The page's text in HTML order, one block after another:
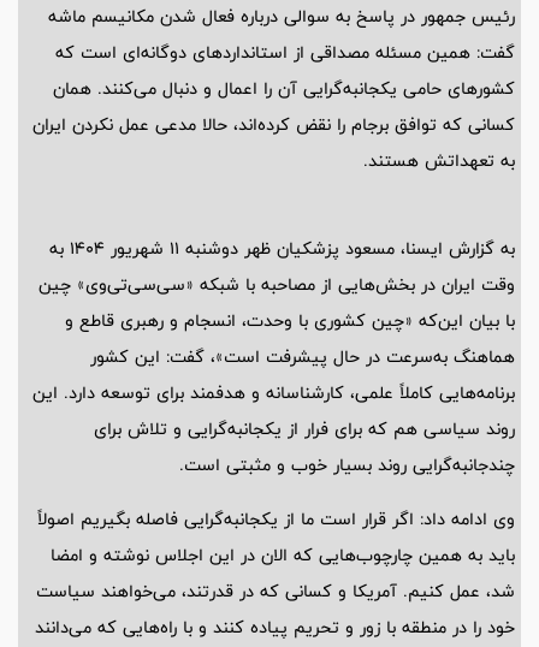
رئیس جمهور در پاسخ به سوالی درباره فعال شدن مکانیسم ماشه
گفت: همین مسئله مصداقی از استانداردهای دوگانه‌ای است که
کشورهای حامی یکجانبه‌گرایی آن را اعمال و دنبال می‌کنند. همان
کسانی که توافق برجام را نقض کرده‌اند، حالا مدعی عمل نکردن ایران
به تعهداتش هستند.
به گزارش ایسنا، مسعود پزشکیان ظهر دوشنبه 11 شهریور 1404 به
وقت ایران در بخش‌هایی از مصاحبه با شبکه «سی‌سی‌تی‌وی» چین
با بیان این‌که «چین کشوری با وحدت، انسجام و رهبری قاطع و
هماهنگ به‌سرعت در حال پیشرفت است»، گفت: این کشور
برنامه‌هایی کاملاً علمی، کارشناسانه و هدفمند برای توسعه دارد. این
روند سیاسی هم که برای فرار از یکجانبه‌گرایی و تلاش برای
چندجانبه‌گرایی روند بسیار خوب و مثبتی است.
وی ادامه داد: اگر قرار است ما از یکجانبه‌گرایی فاصله بگیریم اصولاً
باید به همین چارچوب‌هایی که الان در این اجلاس نوشته و امضا
شد، عمل کنیم. آمریکا و کسانی که در قدرتند، می‌خواهند سیاست
خود را در منطقه با زور و تحریم پیاده کنند و با راه‌هایی که می‌دانند